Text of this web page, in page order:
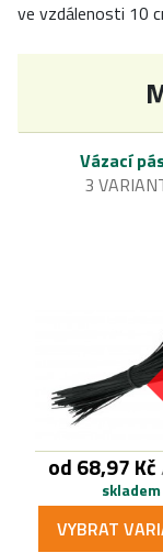
ve vzdálenosti 10
Vázací
3
od 68,97 Kč
skladem
VYBRAT